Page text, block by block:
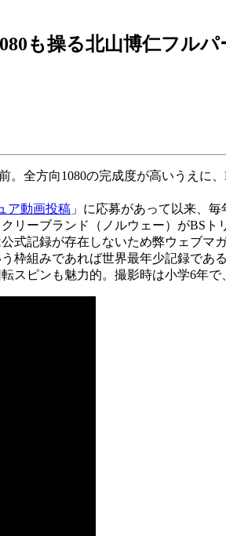
も操る北山博仁フルパ
全方向1080の完成度が高いうえに
ア動画投稿 」に応募があって以来、
リーブランド（ノルウェー）がBS
式記録が存在しないため弊ウェブ
枠組みであれば世界最年少記録である
ピンも魅力的。撮影時は小学6年